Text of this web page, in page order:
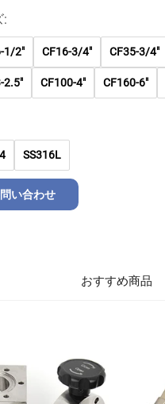
:
1/2" CF16-3/4" CF35-3/4"
2.5" CF100-4" CF160-6"
SS316L
い合わせ
おすすめ商品